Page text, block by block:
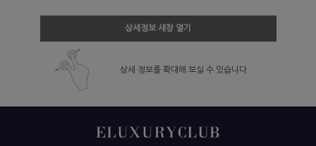
상세정보 새창 열기
상세 정보를 확대해 보실 수 있습니다.